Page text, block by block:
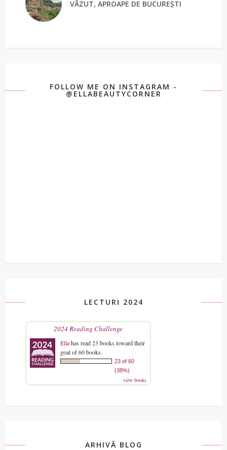
VĂZUT, APROAPE DE BUCUREȘTI
FOLLOW ME ON INSTAGRAM -
@ELLABEAUTYCORNER
LECTURI 2024
2024 Reading Challenge
Ellahas read 23 books toward their
goal of 60 books.
23 of 60
(38%)
view books
ARHIVĂ BLOG